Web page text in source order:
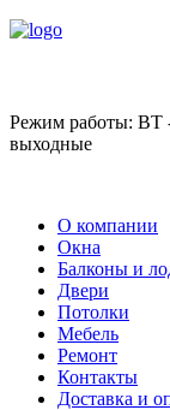
Режим работы: ВТ
выходные
О компании
Окна
Балконы и
Двери
Потолки
Мебель
Ремонт
Контакты
Доставка и